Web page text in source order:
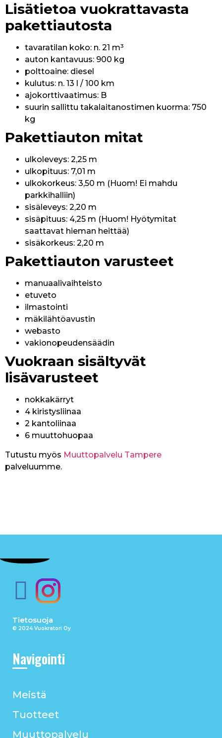
Lisätietoa vuokrattavasta
pakettiautosta
tavaratilan koko: n. 21 m³
auton kantavuus: 900 kg
polttoaine: diesel
kulutus: n. 13 l / 100 km
ajokorttivaatimus: B
suurin sallittu takalaitanostimen kuorma: 750
kg
Pakettiauton mitat
ulkoleveys: 2,25 m
ulkopituus: 7,01 m
ulkokorkeus: 3,50 m (Huom! Ei mahdu
parkkihalliin)
sisäleveys: 2,20 m
sisäpituus: 4,25 m (Huom! Hyötymitat
saattavat hieman heittää)
sisäkorkeus: 2,20 m
Pakettiauton varusteet
manuaalivaihteisto
etuveto
ilmastointi
mäkilähtöavustin
webasto
vakionopeudensäädin
Vuokraan sisältyvät
lisävarusteet
nokkakärryt
4 kiristysliinaa
2 kantoliinaa
6 muuttohuopaa
Tutustu myös Muuttopalvelu Tampere
palveluumme.
Tietosuoja
© 2024 Vuokratori Oy
Navigointi
Meistä
Tuotteet
Muuttopalvelu